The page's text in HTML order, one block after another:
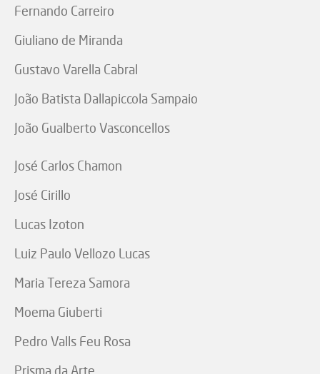
Fernando Carreiro
Giuliano de Miranda
Gustavo Varella Cabral
João Batista Dallapiccola Sampaio
João Gualberto Vasconcellos
José Carlos Chamon
José Cirillo
Lucas Izoton
Luiz Paulo Vellozo Lucas
Maria Tereza Samora
Moema Giuberti
Pedro Valls Feu Rosa
Prisma da Arte